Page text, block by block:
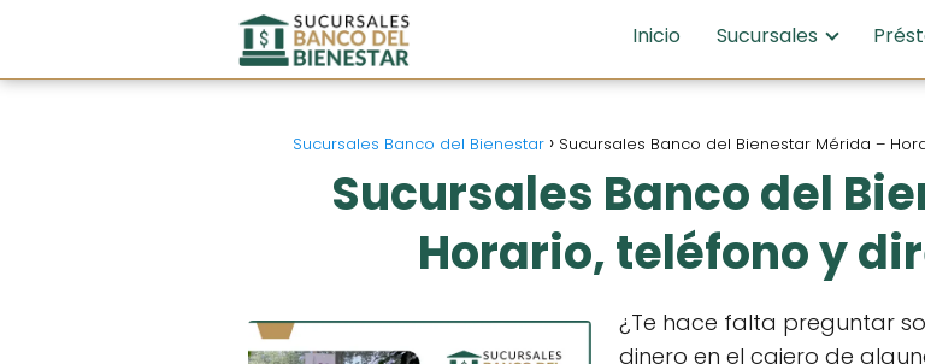
Inicio Sucursales
Sucursales Banco del Bienestar Sucursales Banco del Bienestar Mérida –
Sucursales Banco del
Horario, teléfono y
¿Te hace falta preguntar
dinero en el cajero de